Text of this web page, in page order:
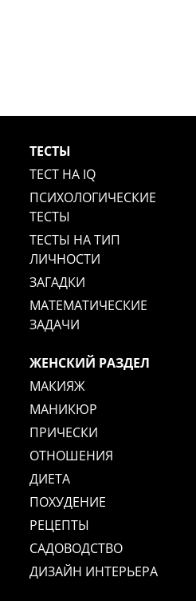
ТЕСТЫ
ТЕСТ НА IQ
ПСИХОЛОГИЧЕСКИЕ
ТЕСТЫ
ТЕСТЫ НА ТИП
ЛИЧНОСТИ
ЗАГАДКИ
МАТЕМАТИЧЕСКИЕ
ЗАДАЧИ
ЖЕНСКИЙ РАЗДЕЛ
МАКИЯЖ
МАНИКЮР
ПРИЧЕСКИ
ОТНОШЕНИЯ
ДИЕТА
ПОХУДЕНИЕ
РЕЦЕПТЫ
САДОВОДСТВО
ДИЗАЙН ИНТЕРЬЕРА